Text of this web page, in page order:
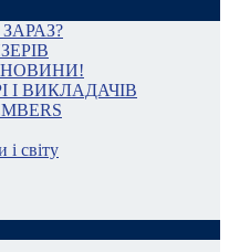
НОВИНИ!
ВИКЛАДАЧІВ
світу